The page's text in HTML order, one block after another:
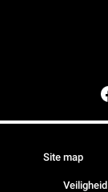
Site map
Veiligheid